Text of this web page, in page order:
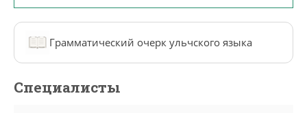
Грамматический очерк ульчского языка
Специалисты